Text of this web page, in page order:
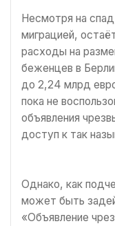
Несмотря на
миграцией,
расходы на
беженцев в
до 2,24 млрд
пока не
объявления
доступ к так
Однако, как
может быть
«Объявление